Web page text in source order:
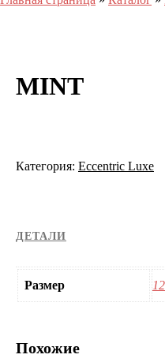
MINT
Категория: Eccentric Luxe
ДЕТАЛИ
Размер
Похожие